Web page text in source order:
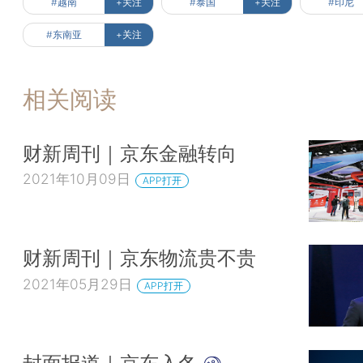
#东南亚 +关注
相关阅读
财新周刊｜京东金融转向
2021年10月09日 APP打开
财新周刊｜京东物流贵不贵
2021年05月29日 APP打开